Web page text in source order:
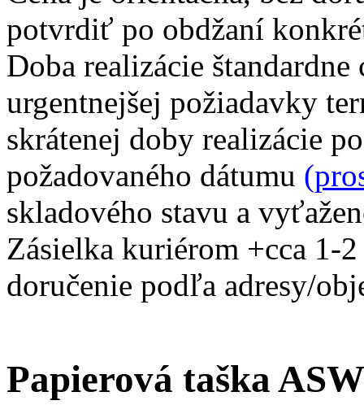
potvrdiť po obdžaní
Doba realizácie
urgentnejšej požiadavky
skrátenej doby realizácie
požadovaného dátumu
skladového stavu a
Zásielka kuriérom +cca 1-
doručenie podľa adresy/
Papierová taška